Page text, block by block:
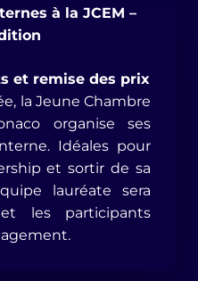
à la JCEM –
et remise des prix
la Jeune Chambre
organise ses
Idéales pour
et sortir de sa
lauréate sera
les participants